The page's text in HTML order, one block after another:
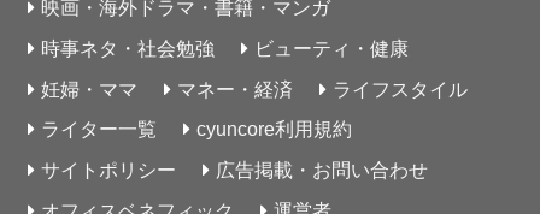
映画・海外ドラマ・書籍・マンガ
時事ネタ・社会勉強
ビューティ・健康
妊婦・ママ
マネー・経済
ライフスタイル
ライター一覧
cyuncore利用規約
サイトポリシー
広告掲載・お問い合わせ